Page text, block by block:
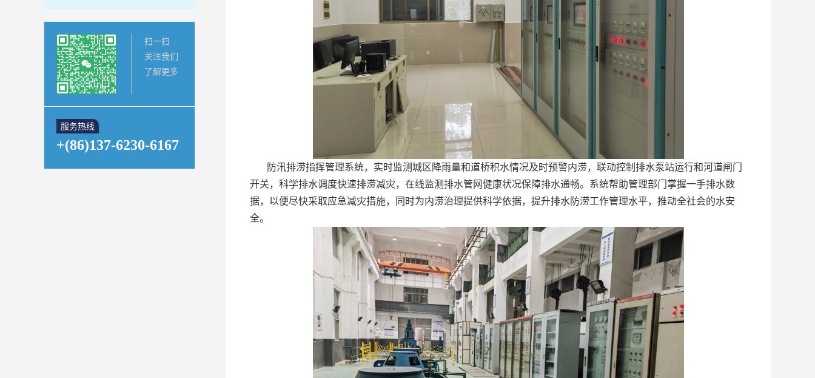
扫一扫
关注我们
了解更多
服务热线
+(86)137-6230-6167
防汛排涝指挥管理系统，实时监测城区降雨量和道桥积水情况及时预警内涝，联动控制排水泵站运行和河道闸门
开关，科学排水调度快速排涝减灾，在线监测排水管网健康状况保障排水通畅。系统帮助管理部门掌握一手排水数
据，以便尽快采取应急减灾措施，同时为内涝治理提供科学依据，提升排水防涝工作管理水平，推动全社会的水安
全。